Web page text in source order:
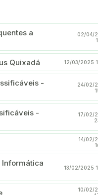
02/04/
Quixadá 12/03/2025
-
24/02/
-
17/02/
14/02/
Informática
13/02/2025
10/02/